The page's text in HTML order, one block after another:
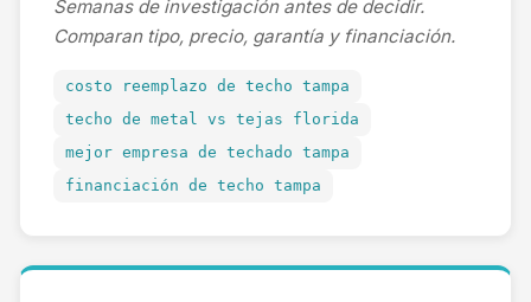
Semanas de investigación antes de decidir.
Comparan tipo, precio, garantía y financiación.
costo reemplazo de techo tampa
techo de metal vs tejas florida
mejor empresa de techado tampa
financiación de techo tampa